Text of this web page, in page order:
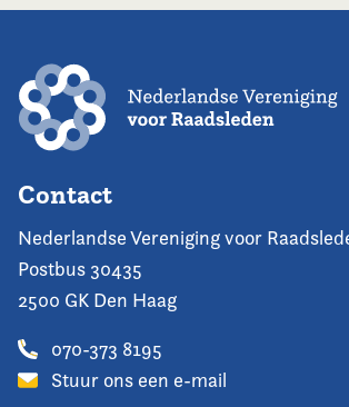
Contact
Nederlandse Vereniging voor
Postbus 30435
2500 GK Den Haag
070-373 8195
Stuur ons een e-mail